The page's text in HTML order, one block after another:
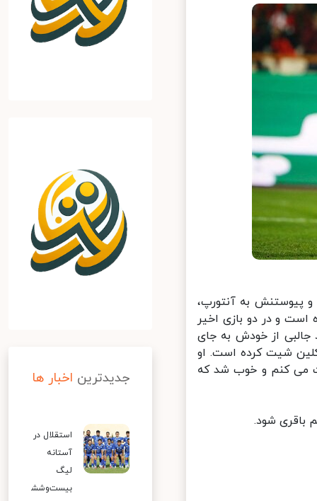
پیوستنش به آنتورپ،
و در دو بازی اخیر
از خودش به جای
کلین شیت کرده است. او
می کنم و خوب شد که
شود.
جدیدترین اخبار ها
استقلال در
آستانه
لیگ
بیست‌وشش